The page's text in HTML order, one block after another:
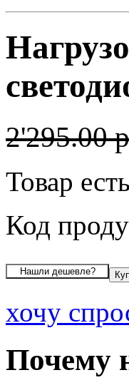
2'295.00
Товар
Код
хочу
Почему